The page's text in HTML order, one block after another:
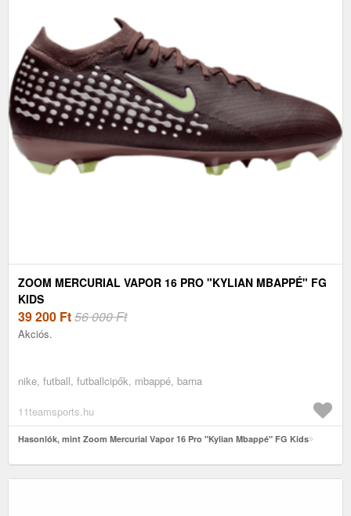
ZOOM MERCURIAL VAPOR 16 PRO "KYLIAN MBAPPÉ" FG
KIDS
39 200 Ft56 000 Ft
Akciós.
nike, futball, futballcipők, mbappé, barna
11teamsports.hu
Hasonlók, mint Zoom Mercurial Vapor 16 Pro "Kylian Mbappé" FG Kids